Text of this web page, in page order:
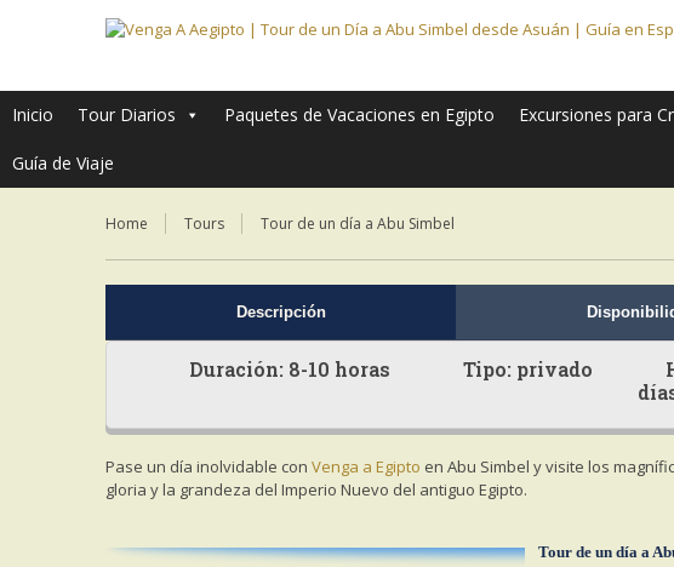
Inicio Tour Diarios Paquetes de Vacaciones en Egipto Excursiones para
Guía de Viaje
Home Tours Tour de un día a Abu Simbel
Descripción
Duración: 8-10 horas Tipo: privado
Pase un día inolvidable con Venga a Egipto en Abu Simbel y visite los
gloria y la grandeza del Imperio Nuevo del antiguo Egipto.
Tour de un día a